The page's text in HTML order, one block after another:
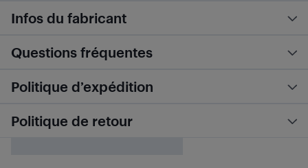
Infos du fabricant
Questions fréquentes
Politique d’expédition
Politique de retour